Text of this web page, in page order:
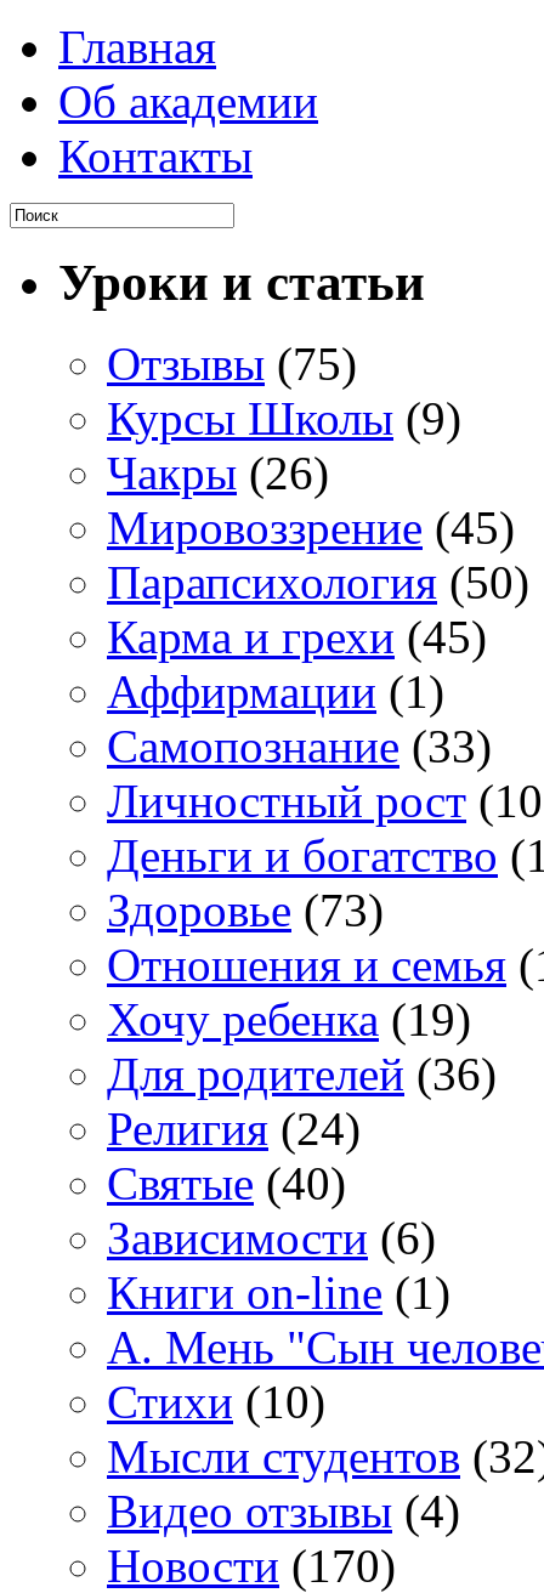
Главная
Об академии
Контакты
Уроки и статьи
Отзывы (75)
Курсы Школы (9)
Чакры (26)
Мировоззрение (45)
Парапсихология (50)
Карма и грехи (45)
Аффирмации (1)
Самопознание (33)
Личностный рост
Деньги и богатство
Здоровье (73)
Отношения и семья
Хочу ребенка (19)
Для родителей (36)
Религия (24)
Святые (40)
Зависимости (6)
Книги on-line (1)
А. Мень "Сын
Стихи (10)
Мысли студентов
Видео отзывы (4)
Новости (170)